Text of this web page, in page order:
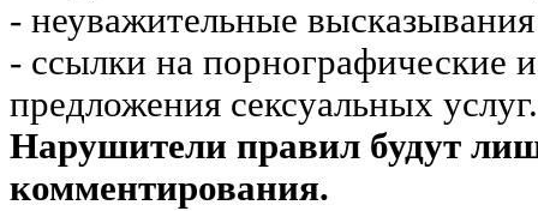
- неуважительные
- ссылки на порнографические
предложения сексуальных услуг.
Нарушители правил будут
комментирования.